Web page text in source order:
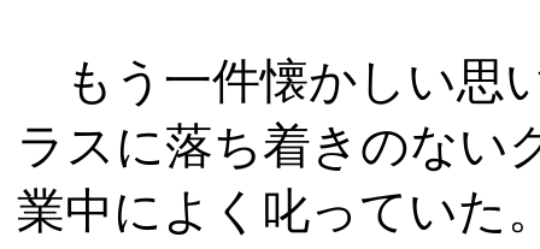
もう一件懐かしい思
ラスに落ち着きのない
業中によく叱っていた